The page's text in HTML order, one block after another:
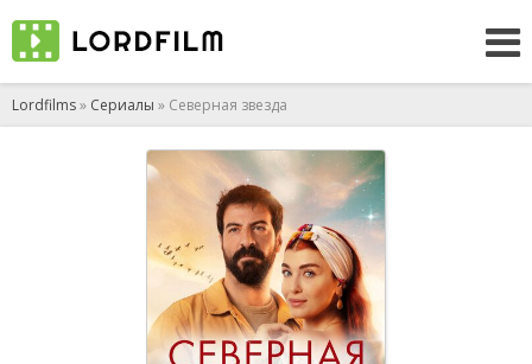
Lordfilms» Сериалы » Северная звезда